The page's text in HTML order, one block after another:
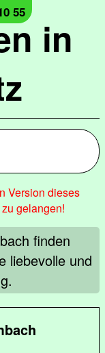
in
55
Version dieses
gelangen!
finden
liebevolle und